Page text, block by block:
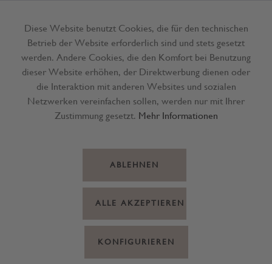
Menü
Diese Website benutzt Cookies, die für den technischen
Betrieb der Website erforderlich sind und stets gesetzt
werden. Andere Cookies, die den Komfort bei Benutzung
dieser Website erhöhen, der Direktwerbung dienen oder
die Interaktion mit anderen Websites und sozialen
Netzwerken vereinfachen sollen, werden nur mit Ihrer
Zustimmung gesetzt. Mehr Informationen
ABLEHNEN
ALLE AKZEPTIEREN
KONFIGURIEREN